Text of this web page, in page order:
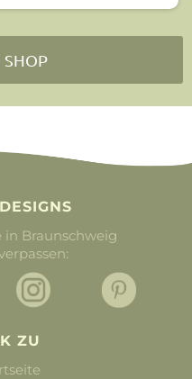
SHOP
in Braunschweig
ZU